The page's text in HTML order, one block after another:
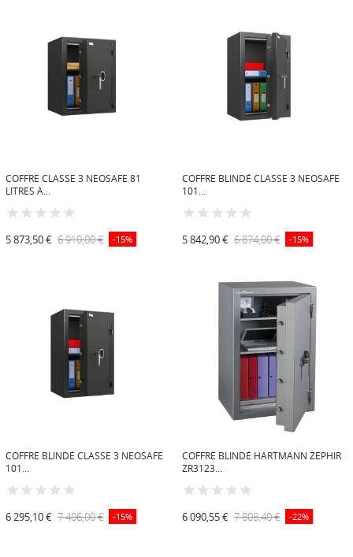
COFFRE CLASSE 3 NEOSAFE 81
LITRES À...
5 873,50 € 6 910,00 € -15%
COFFRE BLINDÉ CLASSE 3 NEOSAFE
101...
5 842,90 € 6 874,00 € -15%
COFFRE BLINDÉ CLASSE 3 NEOSAFE
101...
6 295,10 € 7 406,00 € -15%
COFFRE BLINDÉ HARTMANN ZEPHIR
ZR3123...
6 090,55 € 7 808,40 € -22%